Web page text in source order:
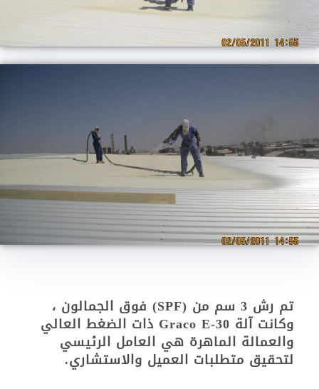
تم رش 3 سم من (SPF) فوق الجمالون ،
وكانت آلة Graco E-30 ذات الضغط العالي
والعمالة الماهرة هي العامل الرئيسي
لتحقيق متطلبات العميل والاستشاري.